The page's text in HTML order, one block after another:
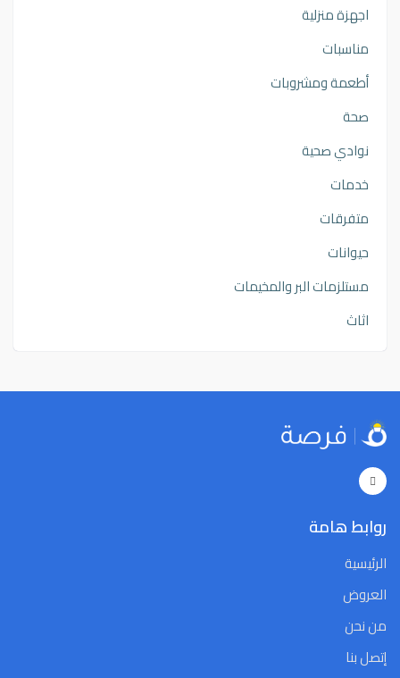
اجهزة منزلية
مناسبات
أطعمة ومشروبات
صحة
نوادي صحية
خدمات
متفرقات
حيوانات
مستلزمات البر والمخيمات
اثاث
روابط هامة
الرئيسية
العروض
من نحن
إتصل بنا